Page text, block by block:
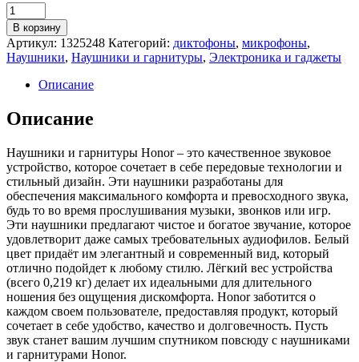
Количество
товара
Наушники
Honor
Choice
Headphones
ME01
White
В корзину
Артикул: 1325248 Категорий: диктофоны, микрофоны,
Наушники, Наушники и гарнитуры, Электроника и гаджеты
Описание
Описание
Наушники и гарнитуры Honor – это качественное звуковое
устройство, которое сочетает в себе передовые технологии и
стильный дизайн. Эти наушники разработаны для
обеспечения максимального комфорта и превосходного звука,
будь то во время прослушивания музыки, звонков или игр.
Эти наушники предлагают чистое и богатое звучание, которое
удовлетворит даже самых требовательных аудиофилов. Белый
цвет придаёт им элегантный и современный вид, который
отлично подойдет к любому стилю. Лёгкий вес устройства
(всего 0,219 кг) делает их идеальными для длительного
ношения без ощущения дискомфорта. Honor заботится о
каждом своем пользователе, предоставляя продукт, который
сочетает в себе удобство, качество и долговечность. Пусть
звук станет вашим лучшим спутником повсюду с наушниками
и гарнитурами Honor.